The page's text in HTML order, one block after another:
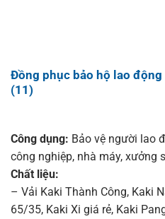
Đồng phục bảo hộ lao
(11)
Công dụng: Bảo vệ người lao
công nghiệp, nhà máy, xưởng
Chất liệu:
– Vải Kaki Thành Công, Kaki
65/35, Kaki Xi giá rẻ, Kaki